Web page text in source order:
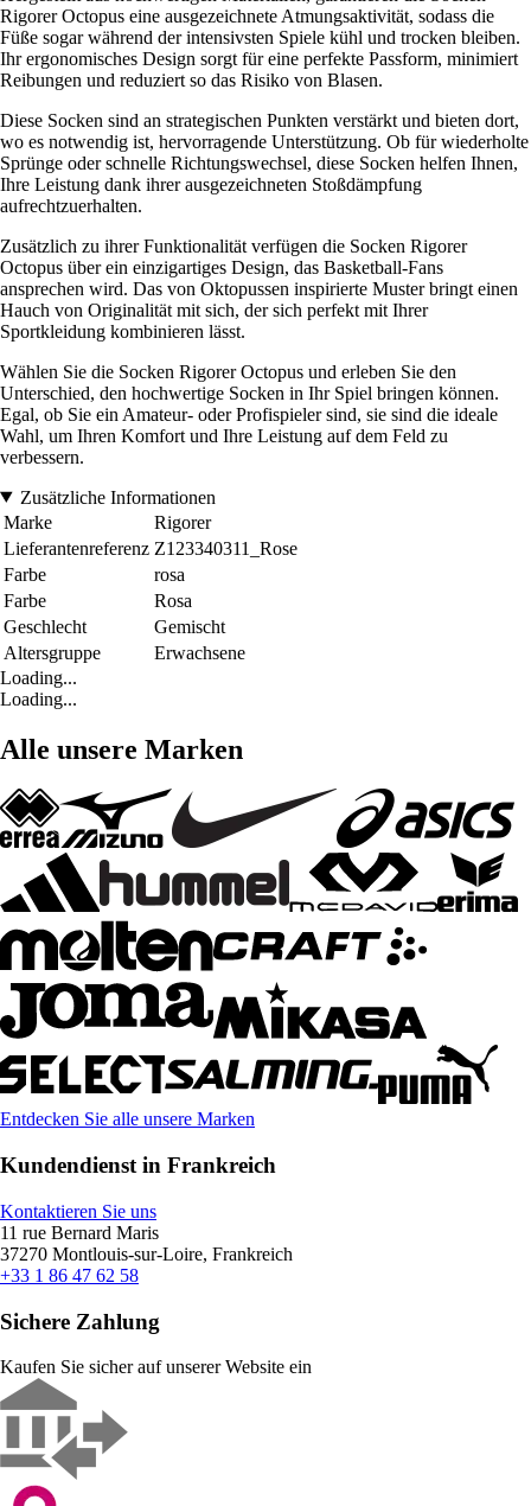
Rigorer Octopus eine ausgezeichnete Atmungsaktivität, sodass die
Füße sogar während der intensivsten Spiele kühl und trocken bleiben.
Ihr ergonomisches Design sorgt für eine perfekte Passform, minimiert
Reibungen und reduziert so das Risiko von Blasen.
Diese Socken sind an strategischen Punkten verstärkt und bieten dort,
wo es notwendig ist, hervorragende Unterstützung. Ob für wiederholte
Sprünge oder schnelle Richtungswechsel, diese Socken helfen Ihnen,
Ihre Leistung dank ihrer ausgezeichneten Stoßdämpfung
aufrechtzuerhalten.
Zusätzlich zu ihrer Funktionalität verfügen die Socken Rigorer
Octopus über ein einzigartiges Design, das Basketball-Fans
ansprechen wird. Das von Oktopussen inspirierte Muster bringt einen
Hauch von Originalität mit sich, der sich perfekt mit Ihrer
Sportkleidung kombinieren lässt.
Wählen Sie die Socken Rigorer Octopus und erleben Sie den
Unterschied, den hochwertige Socken in Ihr Spiel bringen können.
Egal, ob Sie ein Amateur- oder Profispieler sind, sie sind die ideale
Wahl, um Ihren Komfort und Ihre Leistung auf dem Feld zu
verbessern.
Zusätzliche Informationen
Marke
Rigorer
Lieferantenreferenz Z123340311_Rose
Farbe
rosa
Farbe
Rosa
Geschlecht
Gemischt
Altersgruppe
Erwachsene
Loading...
Loading...
Alle unsere Marken
Entdecken Sie alle unsere Marken
Kundendienst in Frankreich
Kontaktieren Sie uns
11 rue Bernard Maris
37270 Montlouis-sur-Loire, Frankreich
+33 1 86 47 62 58
Sichere Zahlung
Kaufen Sie sicher auf unserer Website ein